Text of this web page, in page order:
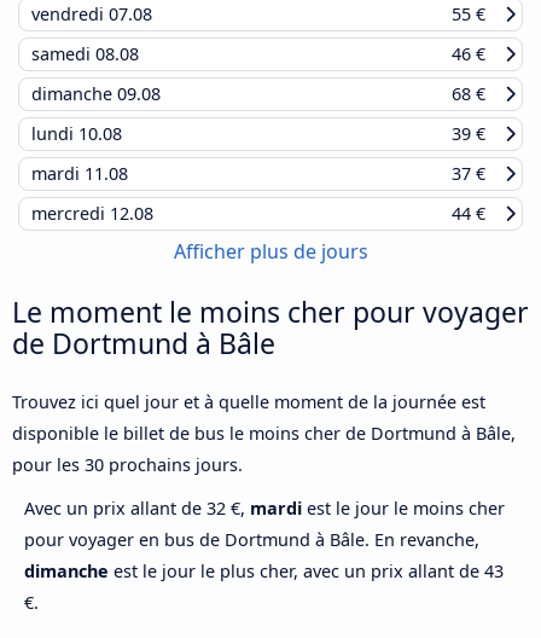
vendredi 07.08
55 €
samedi 08.08
46 €
dimanche 09.08
68 €
lundi 10.08
39 €
mardi 11.08
37 €
mercredi 12.08 44 €
Afficher plus de jours
Le moment le moins cher pour voyager
de Dortmund à Bâle
Trouvez ici quel jour et à quelle moment de la journée est
disponible le billet de bus le moins cher de Dortmund à Bâle,
pour les 30 prochains jours.
Avec un prix allant de 32 €, mardi est le jour le moins cher
pour voyager en bus de Dortmund à Bâle. En revanche,
dimanche est le jour le plus cher, avec un prix allant de 43
€.